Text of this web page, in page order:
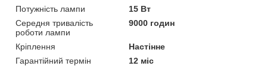
Потужність лампи
15 Вт
Середня тривалість
роботи лампи
9000 годин
Кріплення
Настінне
Гарантійний термін
12 міс